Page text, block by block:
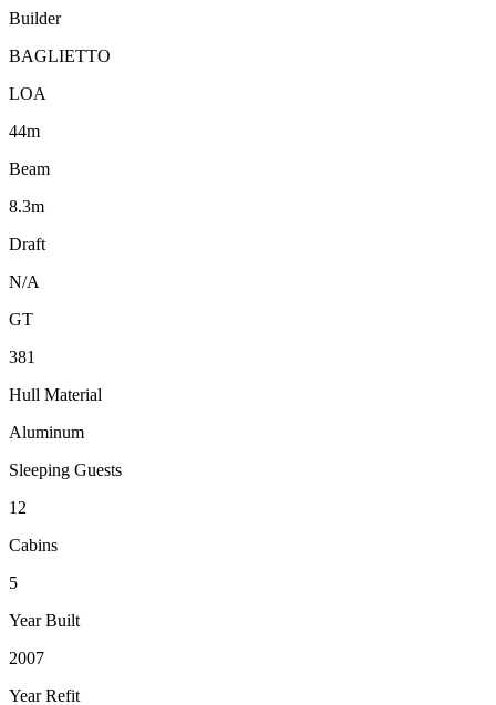
Builder
BAGLIETTO
LOA
44m
Beam
8.3m
Draft
N/A
GT
381
Hull Material
Aluminum
Sleeping Guests
12
Cabins
5
Year Built
2007
Year Refit